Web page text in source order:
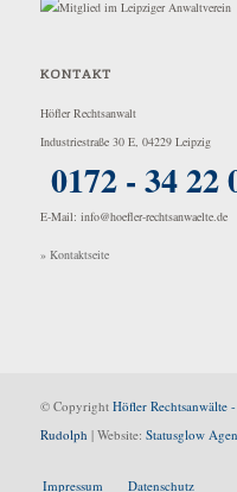
KONTAKT
Höfler Rechtsanwalt
Industriestraße 30 E, 04229 Leipzig
0172 - 34 22
E-Mail: info@hoefler-rechtsanwaelte.de
» Kontaktseite
© Copyright Höfler Rechtsanwälte
Rudolph | Website: Statusglow
Impressum Datenschutz